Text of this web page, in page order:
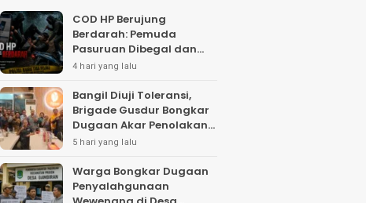
COD HP Berujung
Berdarah: Pemuda
Pasuruan Dibegal dan
Dibacok di Tengah Hutan
4 hari yang lalu
Bangil Diuji Toleransi,
Brigade Gusdur Bongkar
Dugaan Akar Penolakan
Tempat Ibadah
5 hari yang lalu
Warga Bongkar Dugaan
Penyalahgunaan